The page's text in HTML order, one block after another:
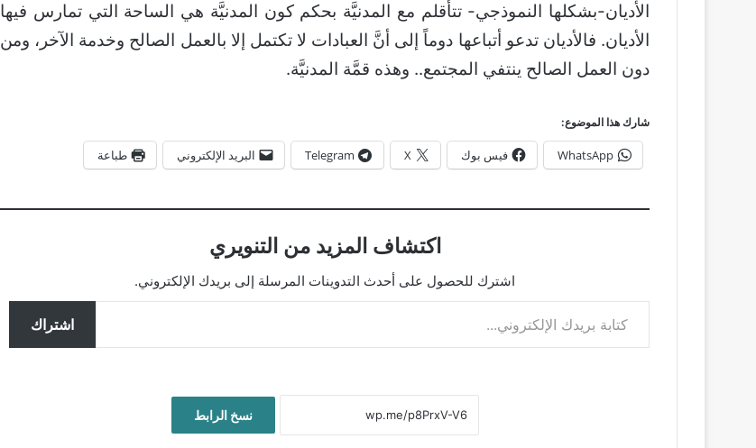
الأديان-بشكلها النموذجي- تتأقلم مع المدنيَّة بحكم كون المدنيَّة هي الساحة التي تمارس فيها
الأديان. فالأديان تدعو أتباعها دوماً إلى أنَّ العبادات لا تكتمل إلا بالعمل الصالح وخدمة الآخر، ومن
دون العمل الصالح ينتفي المجتمع.. وهذه قمَّة المدنيَّة.
شارك هذا الموضوع:
WhatsApp فيس بوك X
Telegram البريد الإلكتروني طباعة
اكتشاف المزيد من التنويري
اشترك للحصول على أحدث التدوينات المرسلة إلى بريدك الإلكتروني.
كتابة بريدك الإلكتروني...
اشتراك
نسخ الرابط